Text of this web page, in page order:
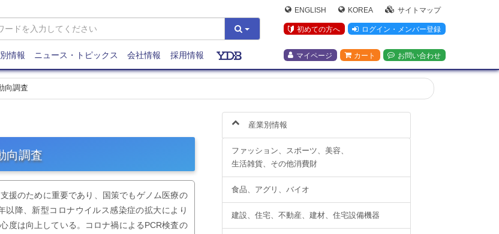
ENGLISH KOREA サイトマップ
初めての方へ ログイン・メンバー登録
マイページ カート お問い合わせ
情報 ニュース・トピックス 会社情報 採用情報
向調査
向調査
援のために重要であり、国策でもゲノム医療の
降、新型コロナウイルス感染症の拡大により
度は向上している。コロナ禍によるPCR検査の
産業別情報
ファッション、スポーツ、美容、
生活雑貨、その他消費財
食品、アグリ、バイオ
建設、住宅、不動産、建材、住宅設備機器